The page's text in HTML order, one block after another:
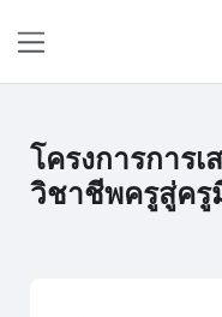
โครงการการ
วิชาชีพครูสู่ครู